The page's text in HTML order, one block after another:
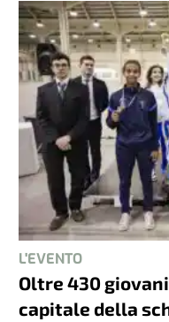
L'EVENTO
Oltre 430
capitale della